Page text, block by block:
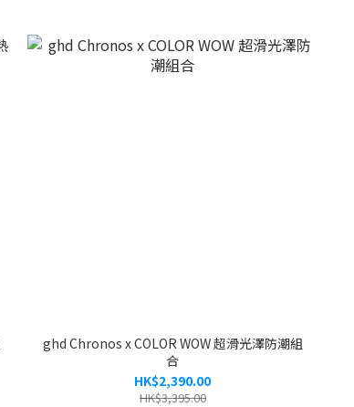
ghd Chronos x COLOR WOW 超滑光澤防潮組
合
HK$2,390.00
HK$3,395.00